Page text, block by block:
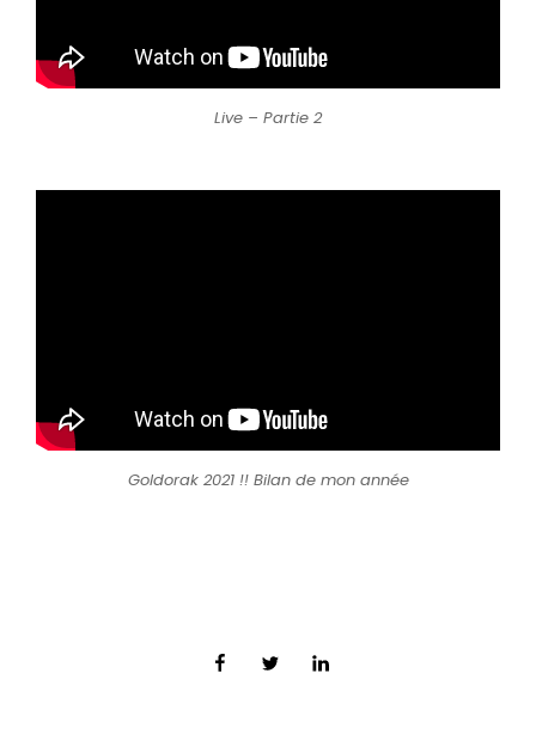
Live – Partie 2
Goldorak 2021 !! Bilan de mon année
FacebookTwitterLinkedIn